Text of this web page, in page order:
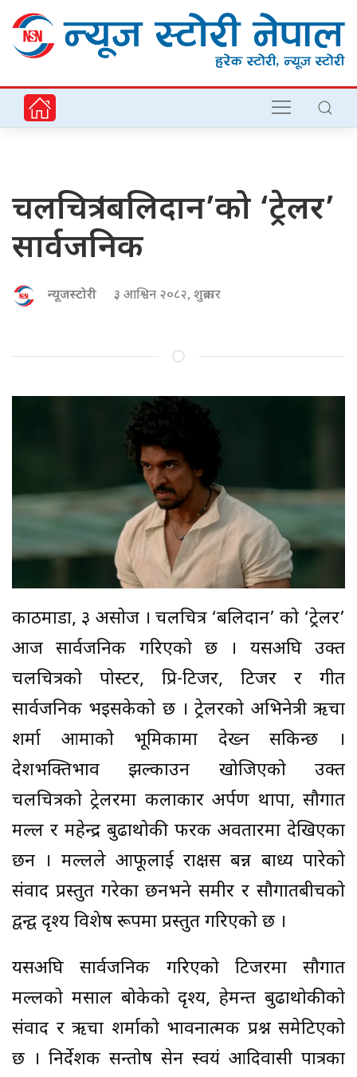
चलचित्र ‘बलिदान’को ‘ट्रेलर’
सार्वजनिक
न्यूजस्टोरी ३ आश्विन २०८२, शुक्रबार
काठमाडौं, ३ असोज । चलचित्र ‘बलिदान’ को ‘ट्रेलर’
आज सार्वजनिक गरिएको छ । यसअघि उक्त
चलचित्रको पोस्टर, प्रि-टिजर, टिजर र गीत
सार्वजनिक भइसकेको छ । ट्रेलरको अभिनेत्री ऋचा
शर्मा आमाको भूमिकामा देख्न सकिन्छ ।
देशभक्तिभाव झल्काउन खोजिएको उक्त
चलचित्रको ट्रेलरमा कलाकार अर्पण थापा, सौगात
मल्ल र महेन्द्र बुढाथोकी फरक अवतारमा देखिएका
छन । मल्लले आफूलाई राक्षस बन्न बाध्य पारेको
संवाद प्रस्तुत गरेका छनभने समीर र सौगातबीचको
द्वन्द्व दृश्य विशेष रूपमा प्रस्तुत गरिएको छ ।
यसअघि सार्वजनिक गरिएको टिजरमा सौगात
मल्लको मसाल बोकेको दृश्य, हेमन्त बुढाथोकीको
संवाद र ऋचा शर्माको भावनात्मक प्रश्न समेटिएको
छ । निर्देशक सन्तोष सेन स्वयं आदिवासी पात्रका